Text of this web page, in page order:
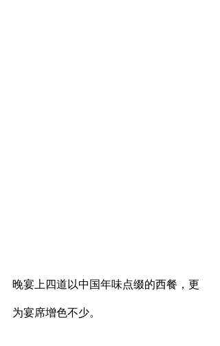
晚宴上四道以中国年味点缀的西餐，更
为宴席增色不少。